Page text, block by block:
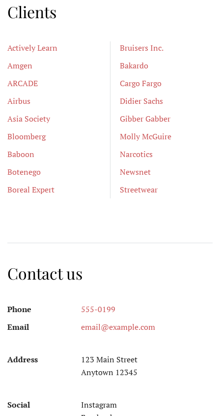
Clients
Actively Learn
Amgen
ARCADE
Airbus
Asia Society
Bloomberg
Baboon
Botenego
Boreal Expert
Bruisers Inc.
Bakardo
Cargo Fargo
Didier Sachs
Gibber Gabber
Molly McGuire
Narcotics
Newsnet
Streetwear
Contact us
Phone
555-0199
Email
email@example.com
Address
123 Main Street
Anytown 12345
Social
Instagram